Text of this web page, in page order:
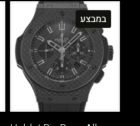
זה
יש
מספר
סוגים.
ניתן
לבחור
את
האפשרויות
במבצע